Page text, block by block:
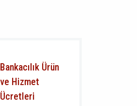
Bankacılık Ürün
ve Hizmet
Ücretleri